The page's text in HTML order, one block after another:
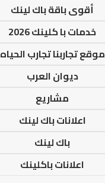
أقوى باقة باك لينك
خدمات با كلينك 2026
موقع تجاربنا تجارب الحياه
ديوان العرب
مشاريع
اعلانات باك لينك
باك لينك
اعلانات باكلينك